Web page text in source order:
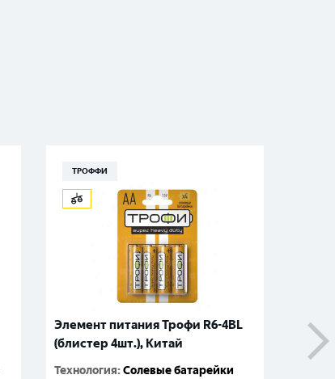
ТРОФФИ
Элемент питания Трофи R6-4BL
(блистер 4шт.), Китай
Технология:Солевые батарейки